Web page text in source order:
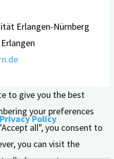
Erlangen-Nürnberg
Privacy Policy
to give you the best
your preferences
all", you consent to
you can visit the